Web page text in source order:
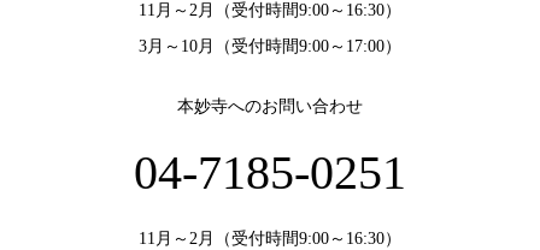
11月～2月（受付時間9:00～16:30）
3月～10月（受付時間9:00～17:00）
本妙寺へのお問い合わせ
04-7185-0251
11月～2月（受付時間9:00～16:30）